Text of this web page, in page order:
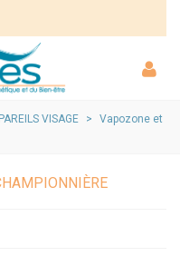
VISAGE >
Vapozone et